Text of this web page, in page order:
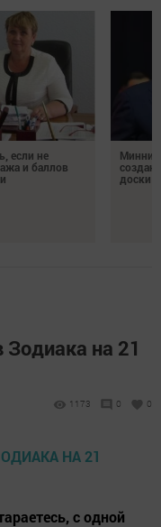
если не
и баллов
доски
Зодиака на 21
1173 0 0
с одной